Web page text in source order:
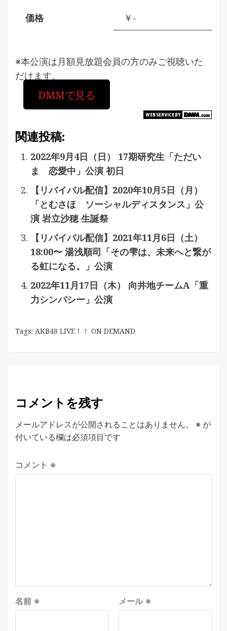
価格
￥-
※本公演は月額見放題会員の方のみご視聴いた
だけます。
DMMで見る
関連投稿:
2022年9月4日（日） 17期研究生「ただい
ま 恋愛中」公演 初日
【リバイバル配信】2020年10月5日（月）
「とむさほ ソーシャルディスタンス」公
演 岩立沙穂 生誕祭
【リバイバル配信】2021年11月6日（土）
18:00〜 湯浅順司「その雫は、未来へと繋が
る虹になる。」公演
2022年11月17日（木） 向井地チームA「重
力シンパシー」公演
Tags: AKB48 LIVE！！ ON DEMAND
コメントを残す
メールアドレスが公開されることはありません。 ※ が
付いている欄は必須項目です
コメント ※
名前 ※ メール※